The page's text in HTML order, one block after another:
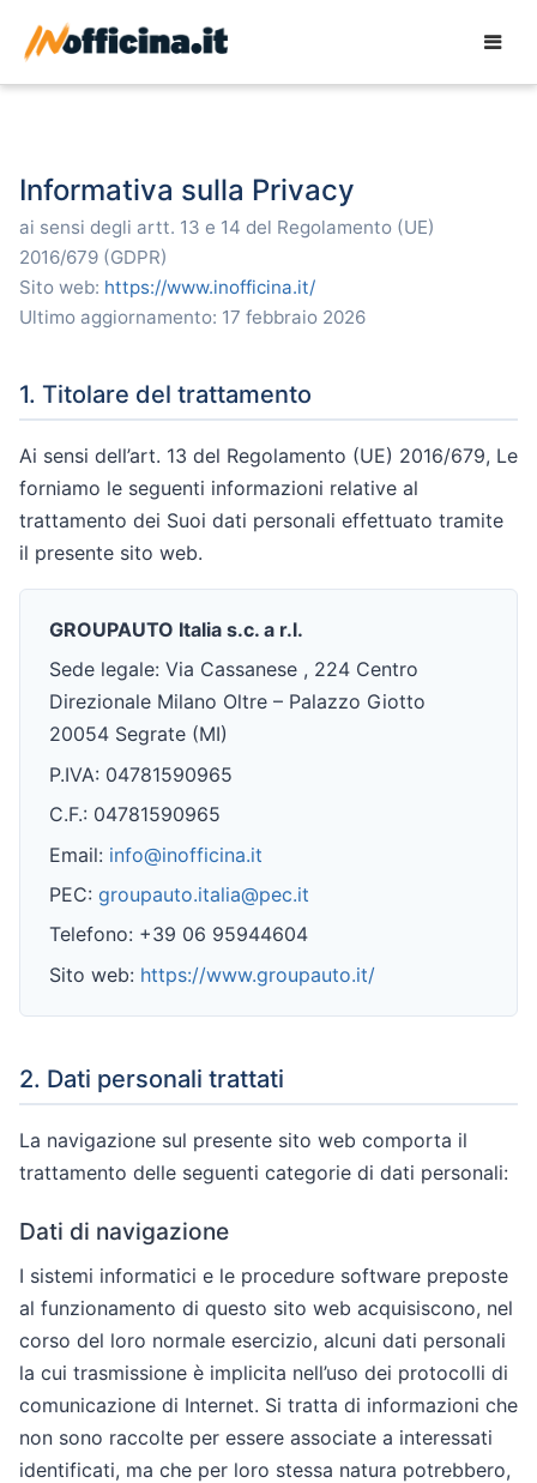
Informativa sulla Privacy
ai sensi degli artt. 13 e 14 del Regolamento (UE)
2016/679 (GDPR)
Sito web: https://www.inofficina.it/
Ultimo aggiornamento: 17 febbraio 2026
1. Titolare del trattamento
Ai sensi dell’art. 13 del Regolamento (UE) 2016/679, Le
forniamo le seguenti informazioni relative al
trattamento dei Suoi dati personali effettuato tramite
il presente sito web.
GROUPAUTO Italia s.c. a r.l.
Sede legale: Via Cassanese , 224 Centro
Direzionale Milano Oltre – Palazzo Giotto
20054 Segrate (MI)
P.IVA: 04781590965
C.F.: 04781590965
Email: info@inofficina.it
PEC: groupauto.italia@pec.it
Telefono: +39 06 95944604
Sito web: https://www.groupauto.it/
2. Dati personali trattati
La navigazione sul presente sito web comporta il
trattamento delle seguenti categorie di dati personali:
Dati di navigazione
I sistemi informatici e le procedure software preposte
al funzionamento di questo sito web acquisiscono, nel
corso del loro normale esercizio, alcuni dati personali
la cui trasmissione è implicita nell’uso dei protocolli di
comunicazione di Internet. Si tratta di informazioni che
non sono raccolte per essere associate a interessati
identificati, ma che per loro stessa natura potrebbero,